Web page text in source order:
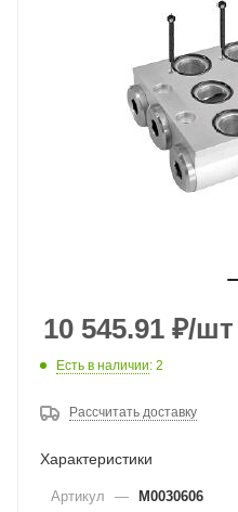
10 545.91 ₽/шт
Есть в наличии: 2
Рассчитать доставку
Характеристики
Артикул — M0030606